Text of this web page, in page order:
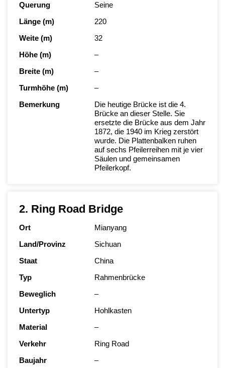
Querung
Seine
Länge (m)
220
Weite (m)
32
Höhe (m)
–
Breite (m)
–
Turmhöhe (m)
–
Bemerkung
Die heutige Brücke ist die 4.
Brücke an dieser Stelle. Sie
ersetzte die Brücke aus dem Jahr
1872, die 1940 im Krieg zerstört
wurde. Die Plattenbalken ruhen
auf sechs Pfeilerreihen mit je vier
Säulen und gemeinsamen
Pfeilerkopf.
2. Ring Road Bridge
Ort
Mianyang
Land/Provinz
Sichuan
Staat
China
Typ
Rahmenbrücke
Beweglich
–
Untertyp
Hohlkasten
Material
–
Verkehr
Ring Road
Baujahr
–